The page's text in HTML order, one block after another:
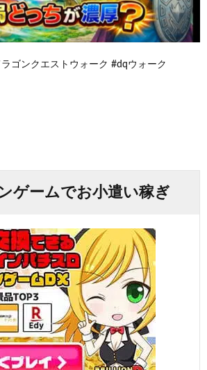
ゴンクエストウォーク #dqウォーク
ゲームでお小遣い稼ぎ